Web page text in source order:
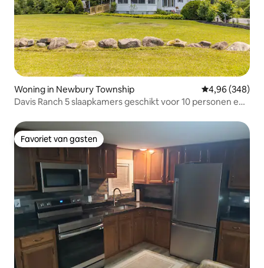
Woning in Newbury Township Gemiddelde
4,96 (348)
Davis Ranch 5 slaapkamers geschikt voor 10 personen en
Favoriet van gasten
Favoriet van gasten